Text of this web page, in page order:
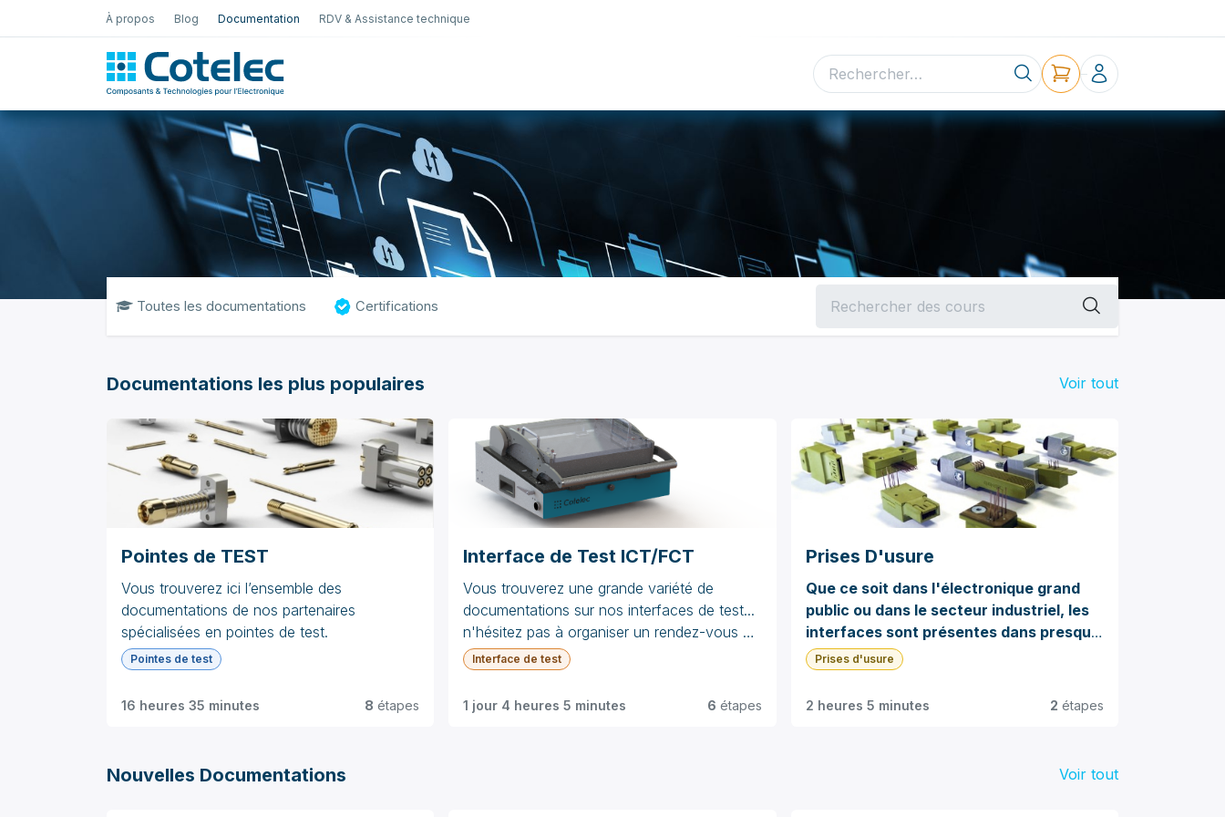
À propos Blog Documentation RDV & Assistance technique
Sélection en ligne Contact
Toutes les documentations Certifications
Voir tout
Documentations les plus populaires
Pointes de TEST
Vous trouverez ici l’ensemble des
documentations de nos partenaires
spécialisées en pointes de test.
Pointes de test
16 heures 35 minutes 8 étapes
Interface de Test ICT/FCT
Vous trouverez une grande variété de
documentations sur nos interfaces de test...
n'hésitez pas à organiser un rendez-vous en
visio ou en face à face...
Interface de test
1 jour 4 heures 5 minutes 6 étapes
Prises D'usure
Que ce soit dans l'électronique grand
public ou dans le secteur industriel, les
interfaces sont présentes dans presque
tous les appareils. Pour assurer la
fiabilité des produits, il est essentiel de
soumettre ces connexions à divers
Prises d'usure
2 heures 5 minutes 2 étapes
Voir tout
Nouvelles Documentations